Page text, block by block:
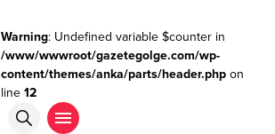
Warning: Undefined variable $counter in
/www/wwwroot/gazetegolge.com/wp-
content/themes/anka/parts/header.phpon
line 12